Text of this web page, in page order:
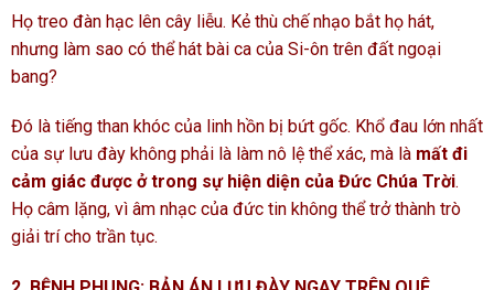
Họ treo đàn hạc lên cây liễu. Kẻ thù chế nhạo bắt họ hát,
nhưng làm sao có thể hát bài ca của Si-ôn trên đất ngoại
bang?
Đó là tiếng than khóc của linh hồn bị bứt gốc. Khổ đau lớn nhất
của sự lưu đày không phải là làm nô lệ thể xác, mà là mất đi
cảm giác được ở trong sự hiện diện của Đức Chúa Trời.
Họ câm lặng, vì âm nhạc của đức tin không thể trở thành trò
giải trí cho trần tục.